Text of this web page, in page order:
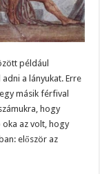
például
a lányukat. Erre
másik férfival
hogy
az volt, hogy
először az